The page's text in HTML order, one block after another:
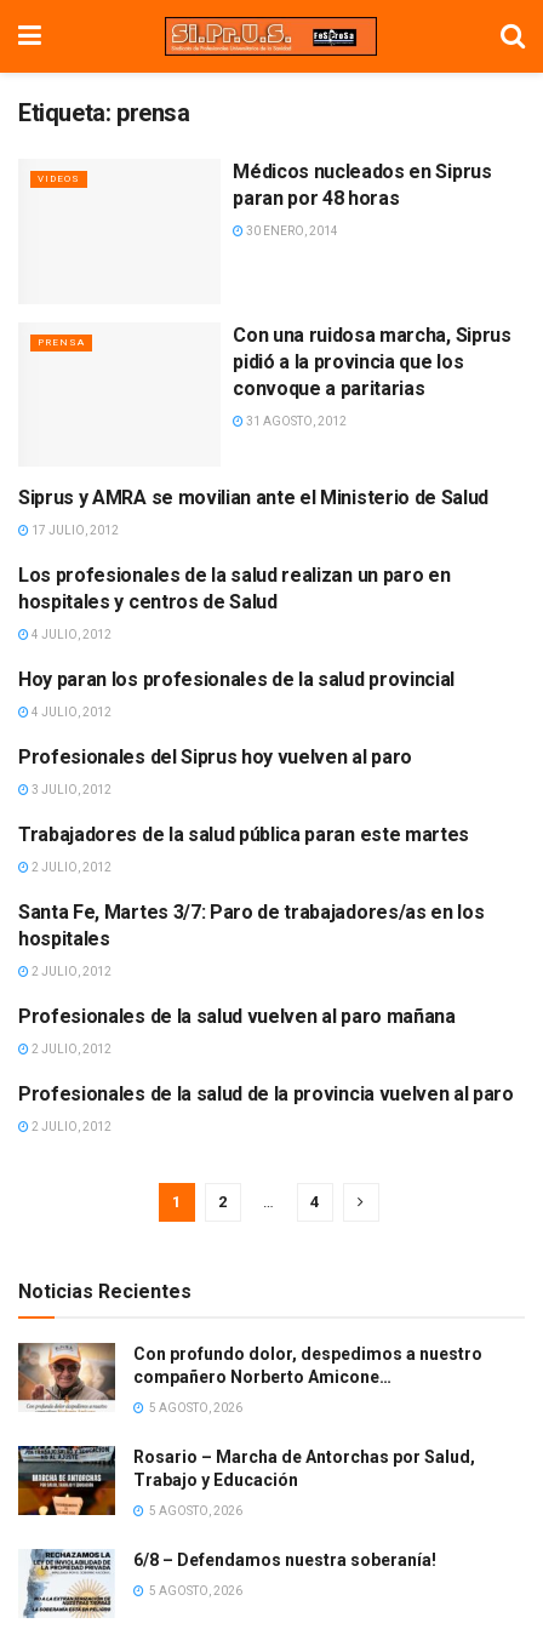
Etiqueta: prensa
VIDEOS
Médicos nucleados en Siprus
paran por 48 horas
30 ENERO, 2014
PRENSA
Con una ruidosa marcha, Siprus
pidió a la provincia que los
convoque a paritarias
31 AGOSTO, 2012
PRENSA
Siprus y AMRA se movilian ante el Ministerio de Salud
17 JULIO, 2012
PRENSA
Los profesionales de la salud realizan un paro en
hospitales y centros de Salud
4 JULIO, 2012
PRENSA
Hoy paran los profesionales de la salud provincial
4 JULIO, 2012
PRENSA
Profesionales del Siprus hoy vuelven al paro
3 JULIO, 2012
PRENSA
Trabajadores de la salud pública paran este martes
2 JULIO, 2012
PRENSA
Santa Fe, Martes 3/7: Paro de trabajadores/as en los
hospitales
2 JULIO, 2012
PRENSA
Profesionales de la salud vuelven al paro mañana
2 JULIO, 2012
PRENSA
Profesionales de la salud de la provincia vuelven al paro
2 JULIO, 2012
1 2 … 4
Noticias Recientes
Con profundo dolor, despedimos a nuestro
compañero Norberto Amicone…
5 AGOSTO, 2026
Rosario – Marcha de Antorchas por Salud,
Trabajo y Educación
5 AGOSTO, 2026
6/8 – Defendamos nuestra soberanía!
5 AGOSTO, 2026